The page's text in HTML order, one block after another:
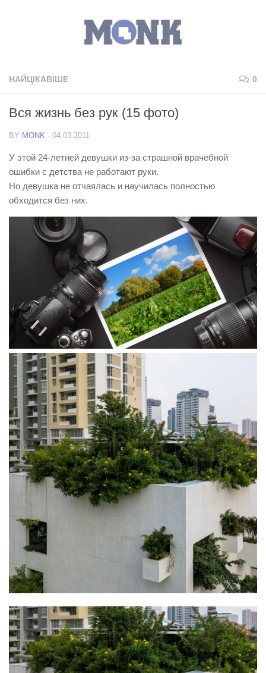
НАЙЦІКАВІШЕ 0
Вся жизнь без рук (15 фото)
BY MONK · 04.03.2011
У этой 24-летней девушки из-за страшной врачебной
ошибки с детства не работают руки.
Но девушка не отчаялась и научилась полностью
обходится без них.